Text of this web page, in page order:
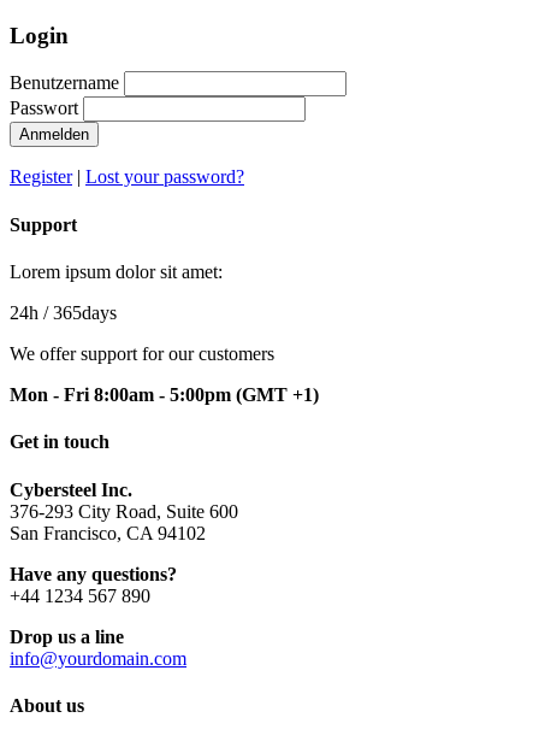
Login
Benutzername
Passwort
Anmelden
Register| Lost your password?
Support
Lorem ipsum dolor sit amet:
24h / 365days
We offer support for our customers
Mon - Fri 8:00am - 5:00pm (GMT +1)
Get in touch
Cybersteel Inc.
376-293 City Road, Suite 600
San Francisco, CA 94102
Have any questions?
+44 1234 567 890
Drop us a line
info@yourdomain.com
About us